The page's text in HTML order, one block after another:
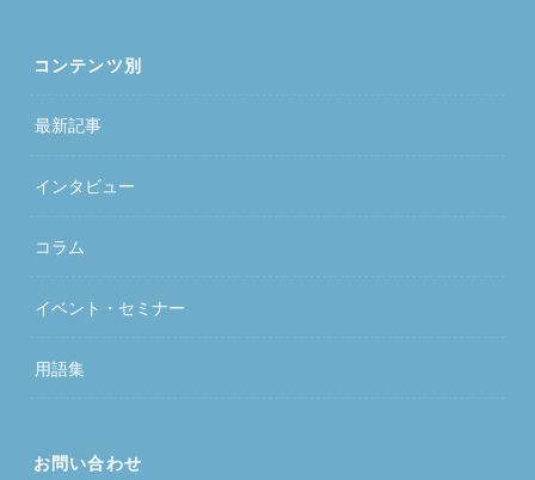
コンテンツ別
最新記事
インタビュー
コラム
イベント・セミナー
用語集
お問い合わせ